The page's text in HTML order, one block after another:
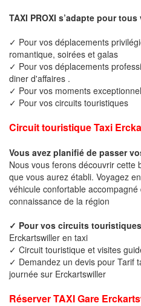
TAXI PROXI s’adapte pour
✓ Pour vos déplacements
romantique, soirées et galas
✓ Pour vos déplacements
diner d'affaires .
✓ Pour vos moments
✓ Pour vos circuits touristiques
Circuit touristique Taxi
Vous avez planifié de passer
Nous vous ferons découvrir cette
que vous aurez établi. Voyagez
véhicule confortable
connaissance de la région
✓ Pour vos circuits
Erckartswiller en taxi
✓ Circuit touristique et visites
✓ Demandez un devis pour Tarif
journée sur Erckartswiller
Réserver TAXI Gare